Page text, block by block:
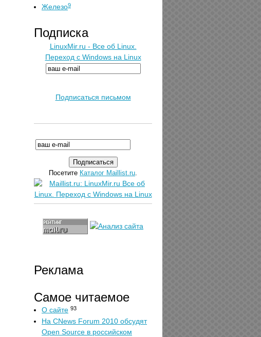
Железо9
Подписка
LinuxMir.ru - Все об Linux.
Переход с Windows на Linux
Подписаться письмом
Посетите Каталог Maillist.ru.
Реклама
Самое читаемое
О сайте 93
На CNews Forum 2010 обсудят
Open Source в российском